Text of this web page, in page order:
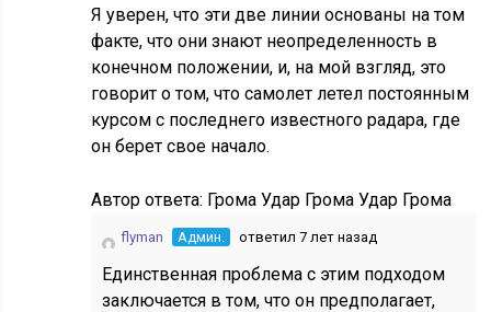
Я уверен, что эти две линии основаны на том
факте, что они знают неопределенность в
конечном положении, и, на мой взгляд, это
говорит о том, что самолет летел постоянным
курсом с последнего известного радара, где
он берет свое начало.
Автор ответа: Грома Удар Грома Удар Грома
flyman Админ. ответил 7 лет назад
Единственная проблема с этим подходом
заключается в том, что он предполагает,